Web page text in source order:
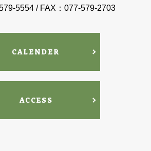
5554 / FAX：077-579-2703
CALENDER
ACCESS